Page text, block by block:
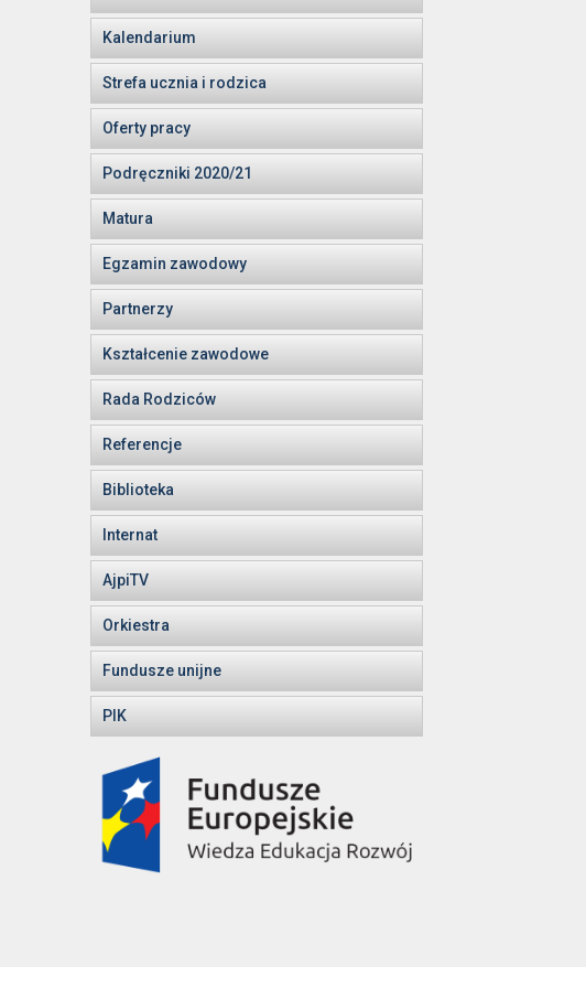
Kalendarium
Strefa ucznia i rodzica
Oferty pracy
Podręczniki 2020/21
Matura
Egzamin zawodowy
Partnerzy
Kształcenie zawodowe
Rada Rodziców
Referencje
Biblioteka
Internat
AjpiTV
Orkiestra
Fundusze unijne
PIK